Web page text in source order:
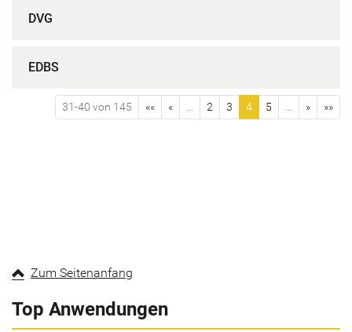
DVG
EDBS
31-40 von 145 «« « 2 3 4 5 » »»
Zum Seitenanfang
Top Anwendungen